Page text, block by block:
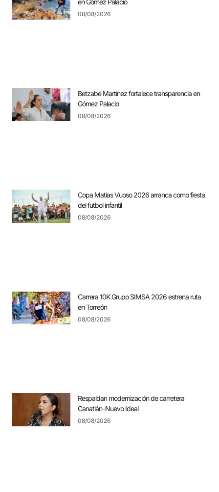
en Gómez Palacio
08/08/2026
Betzabé Martínez fortalece transparencia en
Gómez Palacio
08/08/2026
Copa Matías Vuoso 2026 arranca como fiesta
del futbol infantil
08/08/2026
Carrera 10K Grupo SIMSA 2026 estrena ruta
en Torreón
08/08/2026
Respaldan modernización de carretera
Canatlán–Nuevo Ideal
08/08/2026